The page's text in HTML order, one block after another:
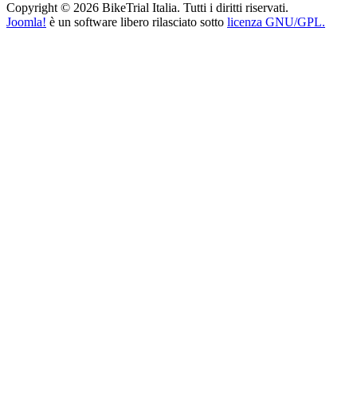
Copyright © 2026 BikeTrial Italia. Tutti i diritti riservati.
Joomla! è un software libero rilasciato sotto licenza GNU/GPL.